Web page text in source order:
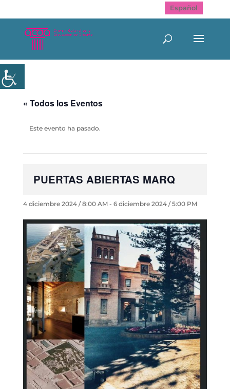
Español
« Todos los Eventos
Este evento ha pasado.
PUERTAS ABIERTAS MARQ
4 diciembre 2024 / 8:00 AM- 6 diciembre 2024 / 5:00 PM